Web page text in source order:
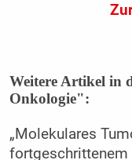
Weitere Artikel in
Onkologie":
„Molekulares
fortgeschrittenem